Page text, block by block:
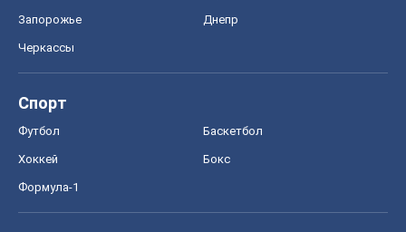
Запорожье Днепр
Черкассы
Спорт
Футбол Баскетбол
Хоккей Бокс
Формула-1